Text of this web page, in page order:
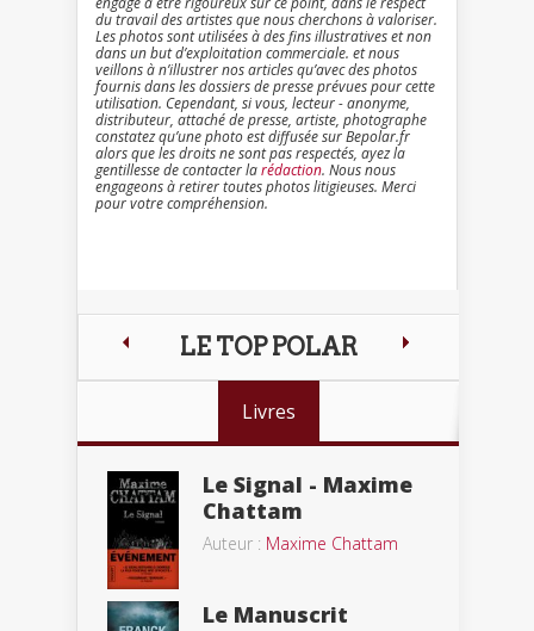
du travail des artistes que nous cherchons à valoriser.
Les photos sont utilisées à des fins illustratives et non
dans un but d’exploitation commerciale. et nous
veillons à n’illustrer nos articles qu’avec des photos
fournis dans les dossiers de presse prévues pour cette
utilisation. Cependant, si vous, lecteur - anonyme,
distributeur, attaché de presse, artiste, photographe
constatez qu’une photo est diffusée sur Bepolar.fr
alors que les droits ne sont pas respectés, ayez la
gentillesse de contacter larédaction. Nous nous
engageons à retirer toutes photos litigieuses. Merci
pour votre compréhension.
LE TOP POLAR
Livres
Le Signal - Maxime
Chattam
Auteur : Maxime Chattam
Le Manuscrit